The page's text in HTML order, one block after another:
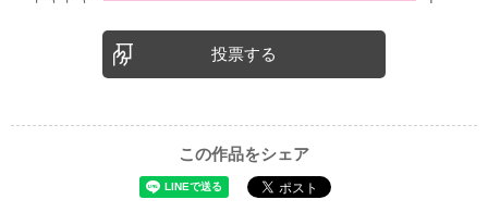
投票する
この作品をシェア